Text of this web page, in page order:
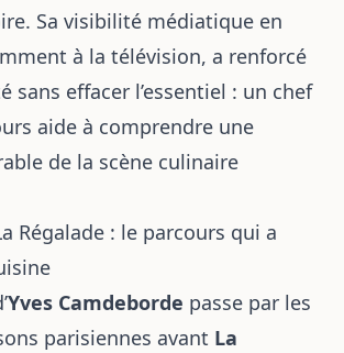
Sa visibilité médiatique en
à la télévision, a renforcé
sans effacer l’essentiel : un chef
aide à comprendre une
de la scène culinaire
Régalade : le parcours qui a
Yves Camdeborde passe par les
parisiennes avant La